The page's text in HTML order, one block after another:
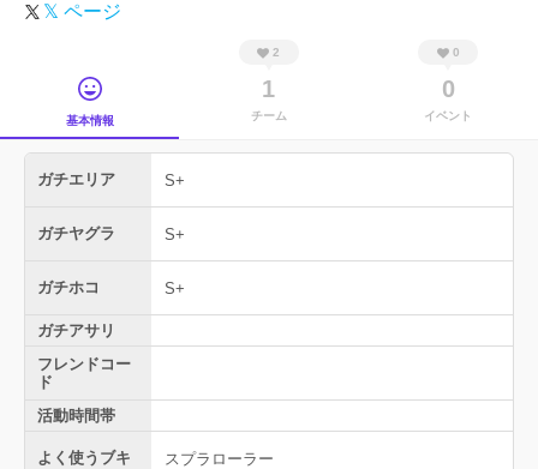
𝕏 ページ
基本情報
2
1
チーム
0
0
イベント
ガチエリア S+
ガチヤグラ S+
ガチホコ S+
ガチアサリ
フレンドコー
ド
活動時間帯
よく使うブキ スプラローラー